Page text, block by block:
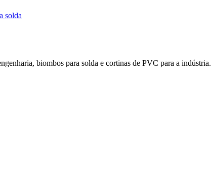
solda
biombos para solda e cortinas de PVC para a indústria.